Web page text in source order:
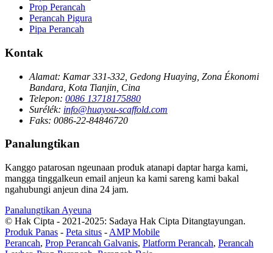
Prop Perancah
Perancah Pigura
Pipa Perancah
Kontak
Alamat: Kamar 331-332, Gedong Huaying, Zona Ékonomi
Bandara, Kota Tianjin, Cina
Telepon: 0086 13718175880
Surélék: info@huayou-scaffold.com
Faks: 0086-22-84846720
Panalungtikan
Kanggo patarosan ngeunaan produk atanapi daptar harga kami,
mangga tinggalkeun email anjeun ka kami sareng kami bakal
ngahubungi anjeun dina 24 jam.
Panalungtikan Ayeuna
© Hak Cipta - 2021-2025: Sadaya Hak Cipta Ditangtayungan.
Produk Panas - Peta situs - AMP Mobile
Perancah, Prop Perancah Galvanis, Platform Perancah, Perancah